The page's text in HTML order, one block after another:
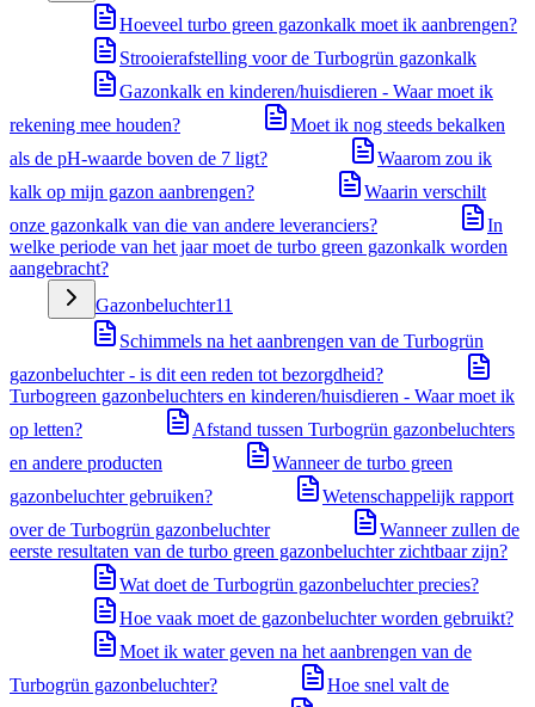
Hoeveel turbo green gazonkalk moet ik aanbrengen?
Strooierafstelling voor de Turbogrün gazonkalk
Gazonkalk en kinderen/huisdieren - Waar moet ik
rekening mee houden?
Moet ik nog steeds bekalken
als de pH-waarde boven de 7 ligt?
Waarom zou ik
kalk op mijn gazon aanbrengen?
Waarin verschilt
onze gazonkalk van die van andere leveranciers?
In
welke periode van het jaar moet de turbo green gazonkalk worden
aangebracht?
Gazonbeluchter11
Schimmels na het aanbrengen van de Turbogrün
gazonbeluchter - is dit een reden tot bezorgdheid?
Turbogreen gazonbeluchters en kinderen/huisdieren - Waar moet ik
op letten?
Afstand tussen Turbogrün gazonbeluchters
en andere producten
Wanneer de turbo green
gazonbeluchter gebruiken?
Wetenschappelijk rapport
over de Turbogrün gazonbeluchter
Wanneer zullen de
eerste resultaten van de turbo green gazonbeluchter zichtbaar zijn?
Wat doet de Turbogrün gazonbeluchter precies?
Hoe vaak moet de gazonbeluchter worden gebruikt?
Moet ik water geven na het aanbrengen van de
Turbogrün gazonbeluchter?
Hoe snel valt de